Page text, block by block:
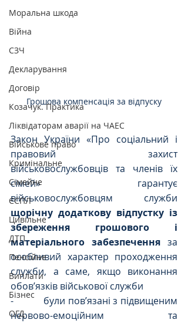
Моральна шкода
Війна
СЗЧ
Декларування
Договір
Козачук. Практика
Ліквідаторам аварії на ЧАЕС
Військове право
Кримінальне
Сімейне
ЄСПЛ
Цивільне
ДТП
Пенсійне
Виплати
Бізнес
ОГД
Грошова компенсація за відпуску
Закон України «Про соціальний і
правовий захист
військовослужбовців та членів їх
сімей» гарантує
щорічну додаткову відпустку із
збереження грошового і
матеріального забезпечення за
особливий характер проходження
служби, а саме, якщо виконання
обов’язків військової служби
-           були пов’язані з підвищеним
нервово-емоційним та